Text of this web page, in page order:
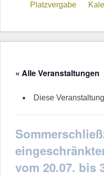
Platzvergabe
« Alle Veranstaltungen
Diese
vom 20.07. bis